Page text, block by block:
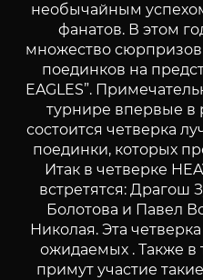
необычайным
фанатов. В этом
множество
поединков на
EAGLES”.
турнире впервые в
состоится четверка
поединки, которых
Итак в четверке
встретятся: Драгош
Болотова и Павел
Николая. Эта
ожидаемых . Также в
примут участие